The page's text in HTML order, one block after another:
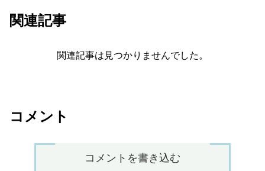
関連記事
関連記事は見つかりませんでした。
コメント
コメントを書き込む